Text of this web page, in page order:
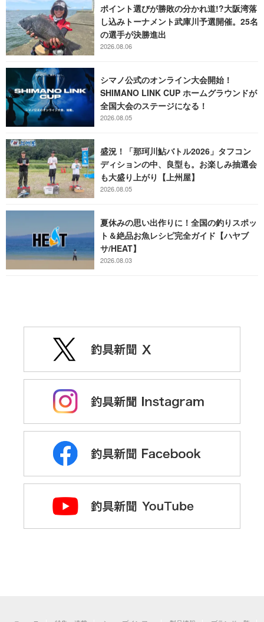
ポイント選びが勝敗の分かれ道!?大阪湾落
し込みトーナメント武庫川予選開催。25名
の選手が決勝進出
2026.08.06
シマノ公式のオンライン大会開始！
SHIMANO LINK CUP ホームグラウンドが
全国大会のステージになる！
2026.08.05
盛況！「那珂川鮎バトル2026」タフコン
ディションの中、良型も。お楽しみ抽選会
も大盛り上がり【上州屋】
2026.08.05
夏休みの思い出作りに！全国の釣りスポッ
ト＆絶品お魚レシピ完全ガイド【ハヤブ
サ/HEAT】
2026.08.03